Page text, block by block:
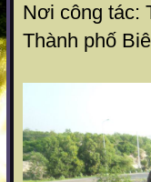
Nơi công tác:
Thành phố